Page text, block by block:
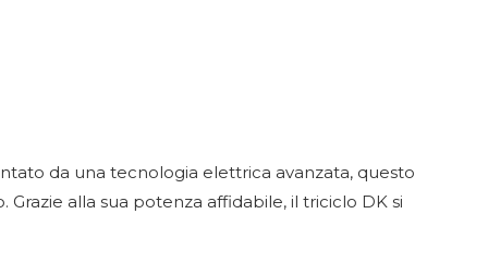
da una tecnologia elettrica avanzata, questo
alla sua potenza affidabile, il triciclo DK si